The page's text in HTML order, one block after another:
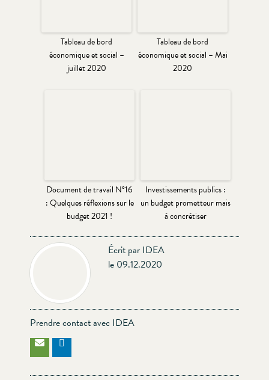
Tableau de bord
économique et social –
juillet 2020
Tableau de bord
économique et social – Mai
2020
Document de travail N°16
: Quelques réflexions sur le
budget 2021 !
Investissements publics :
un budget prometteur mais
à concrétiser
Écrit par IDEA
le 09.12.2020
Prendre contact avec IDEA